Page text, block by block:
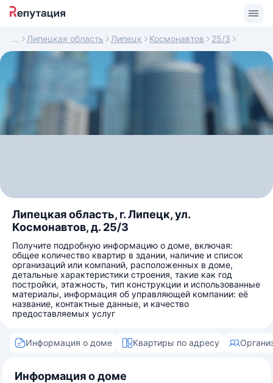
Липецкая область Липецк Космонавтов 25/3
Липецкая область, г. Липецк, ул.
Космонавтов, д. 25/3
Получите подробную информацию о доме, включая:
общее количество квартир в здании, наличие и список
организаций или компаний, расположенных в доме,
детальные характеристики строения, такие как год
постройки, этажность, тип конструкции и использованные
материалы, информация об управляющей компании: её
название, контактные данные, и качество
предоставляемых услуг
Информация о доме Квартиры по адресу
Информация о доме